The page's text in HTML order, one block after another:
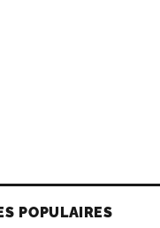
POPULAIRES